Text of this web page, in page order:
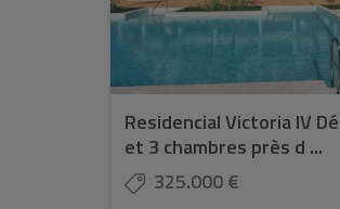
Residencial Victoria IV
et 3 chambres près d ...
325.000 €